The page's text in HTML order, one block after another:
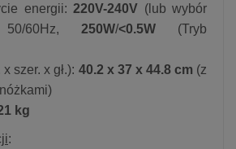
energii: 220V-240V (lub wybór
50/60Hz, 250W/<0.5W (Tryb
szer. x gł.): 40.2 x 37 x 44.8 cm (z
kg
: